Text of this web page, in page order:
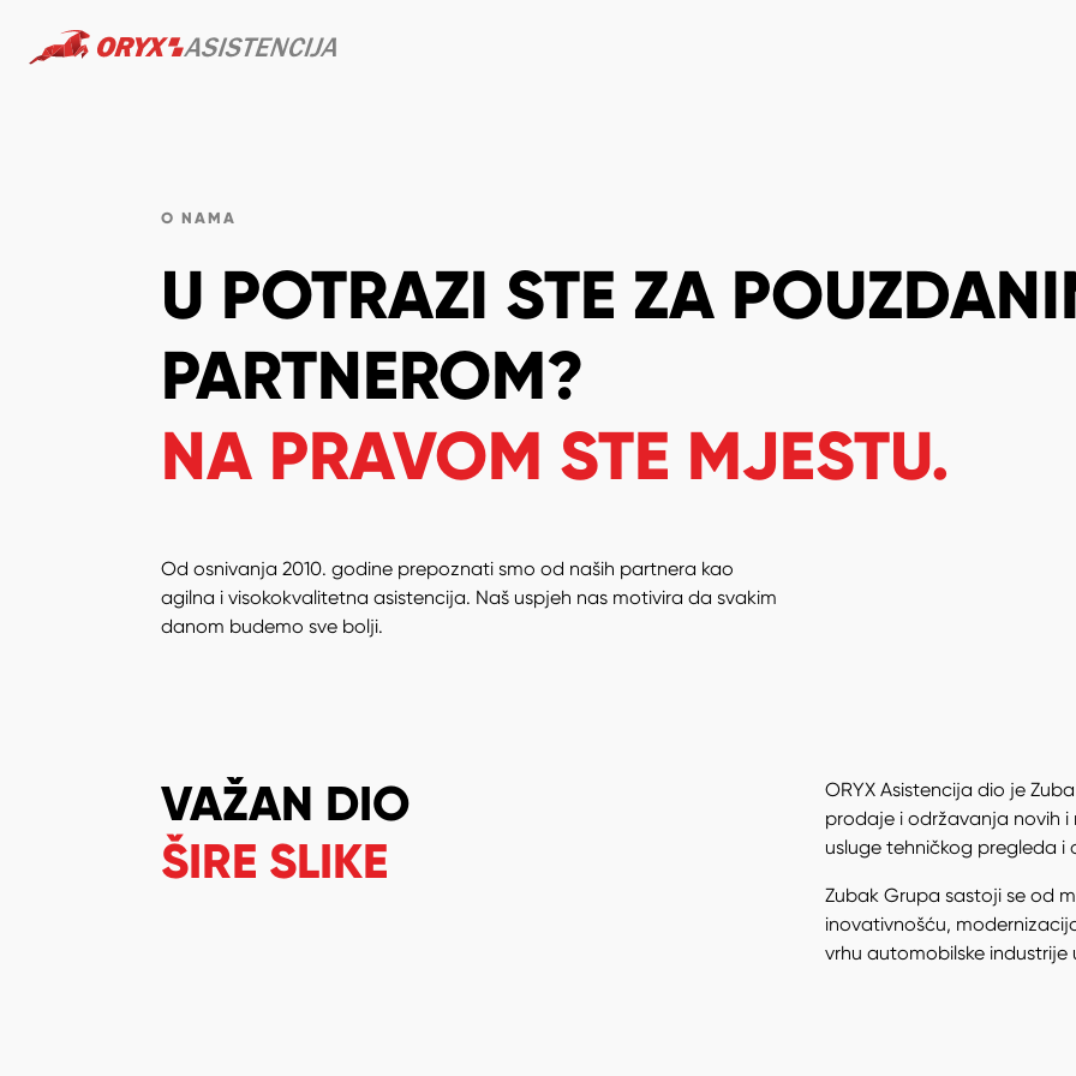
O NAMA
U POTRAZI STE ZA
PARTNEROM?
NA PRAVOM STE MJESTU.
Od osnivanja 2010. godine prepoznati smo od naših partnera kao
agilna i visokokvalitetna asistencija. Naš uspjeh nas motivira da svakim
danom budemo sve bolji.
VAŽAN DIO
ŠIRE SLIKE
ORYX Asistencija dio je
prodaje i održavanja novih
usluge tehničkog pregleda i
Zubak Grupa sastoji se od
inovativnošću,
vrhu automobilske industrije